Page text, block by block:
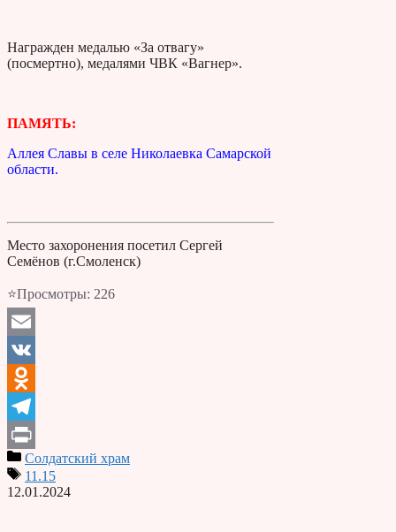
Награжден медалью «За отвагу»
(посмертно), медалями ЧВК «Вагнер».
ПАМЯТЬ:
Аллея Славы в селе Николаевка Самарской
области.
Место захоронения посетил Сергей
Семёнов (г.Смоленск)
⭐Просмотры: 226
Email
VK
Odnoklassniki
Telegram
PrintСолдатский храм
11.15
12.01.2024